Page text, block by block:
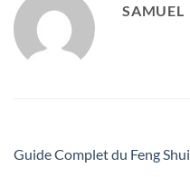
SAMUEL
Guide Complet du Feng Shui